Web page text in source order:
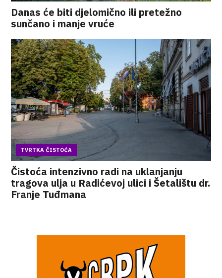
Danas će biti djelomično ili pretežno
sunčano i manje vruće
TVRTKA ČISTOĆA
Čistoća intenzivno radi na uklanjanju
tragova ulja u Radićevoj ulici i Šetalištu dr.
Franje Tuđmana